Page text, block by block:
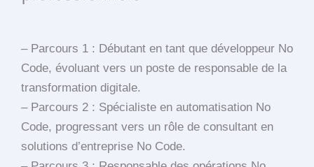
– Parcours 1 : Débutant en tant que développeur No
Code, évoluant vers un poste de responsable de la
transformation digitale.
– Parcours 2 : Spécialiste en automatisation No
Code, progressant vers un rôle de consultant en
solutions d’entreprise No Code.